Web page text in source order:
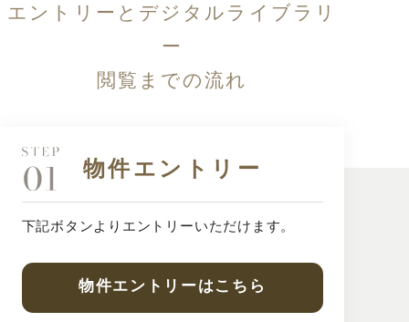
エントリーとデジタルライブラリ
ー
閲覧までの流れ
物件エントリー
下記ボタンよりエントリーいただけます。
物件エントリーはこちら